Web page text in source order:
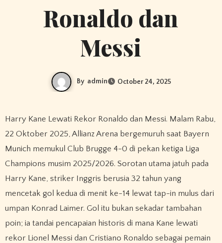
Ronaldo dan
Messi
By admin October 24, 2025
Harry Kane Lewati Rekor Ronaldo dan Messi. Malam Rabu,
22 Oktober 2025, Allianz Arena bergemuruh saat Bayern
Munich memukul Club Brugge 4-0 di pekan ketiga Liga
Champions musim 2025/2026. Sorotan utama jatuh pada
Harry Kane, striker Inggris berusia 32 tahun yang
mencetak gol kedua di menit ke-14 lewat tap-in mulus dari
umpan Konrad Laimer. Gol itu bukan sekadar tambahan
poin; ia tandai pencapaian historis di mana Kane lewati
rekor Lionel Messi dan Cristiano Ronaldo sebagai pemain